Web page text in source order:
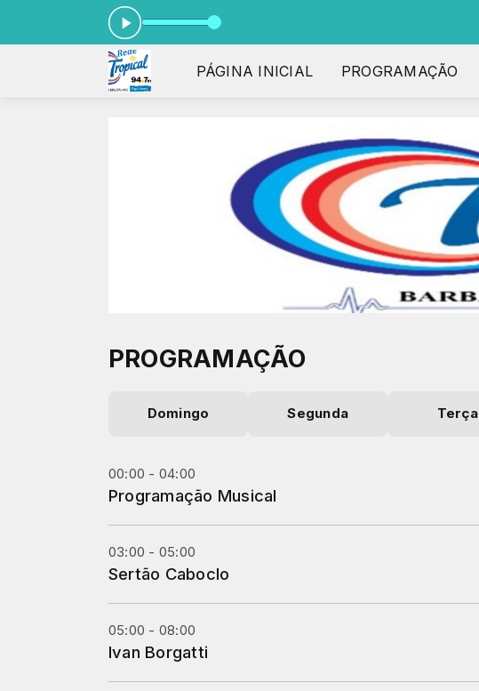
PÁGINA INICIAL PROGRAMAÇÃO
PROGRAMAÇÃO
Domingo Segunda Terça
00:00 - 04:00
Programação Musical
03:00 - 05:00
Sertão Caboclo
05:00 - 08:00
Ivan Borgatti